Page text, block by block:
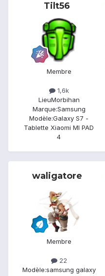
Tilt56
Membre
1,6k
LieuMorbihan
Marque:Samsung
Modèle:Galaxy S7 -
Tablette Xiaomi MI PAD
4
waligatore
Membre
22
Modèle:samsung galaxy